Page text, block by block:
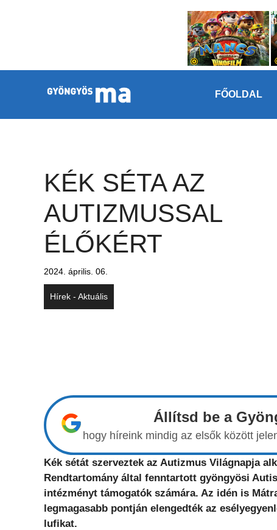
FŐOLDAL
KÉK SÉTA AZ
AUTIZMUSSAL
ÉLŐKÉRT
2024. április. 06.
Hírek - Aktuális
Állítsd be a
hogy híreink mindig az elsők között
Kék sétát szerveztek az Autizmus Világnapja
Rendtartomány által fenntartott gyöngyösi
intézményt támogatók számára. Az idén is
legmagasabb pontján elengedték az
lufikat.